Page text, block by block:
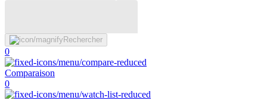
Rechercher
0
Comparaison
0